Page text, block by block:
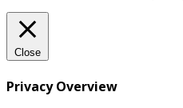
Close
Privacy Overview